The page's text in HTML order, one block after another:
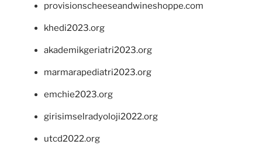
provisionscheeseandwineshoppe.com
khedi2023.org
akademikgeriatri2023.org
marmarapediatri2023.org
emchie2023.org
girisimselradyoloji2022.org
utcd2022.org